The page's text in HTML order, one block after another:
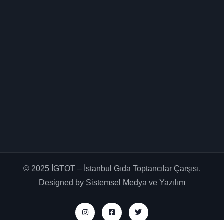
© 2025 İGTOT – İstanbul Gıda Toptancılar Çarşısı.
Designed by Sistemsel Medya ve Yazılım